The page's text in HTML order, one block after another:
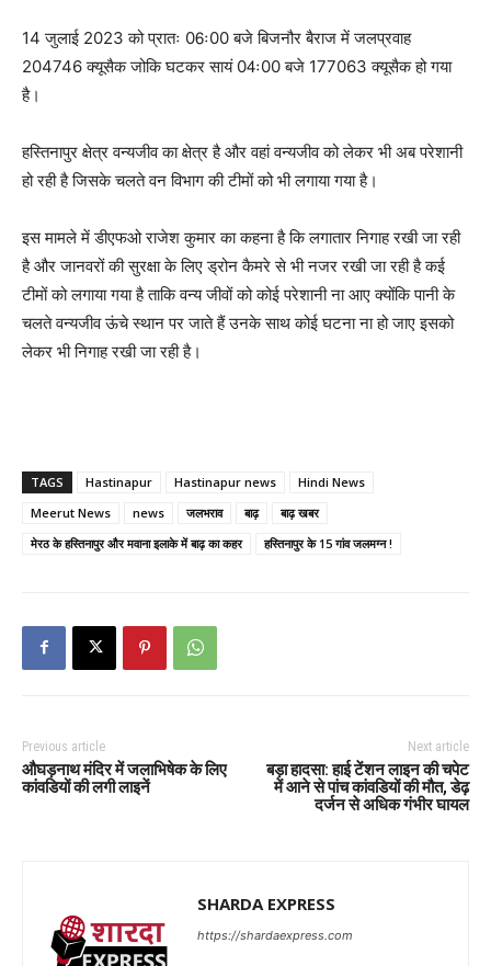
14 जुलाई 2023 को प्रातः 06ः00 बजे बिजनौर बैराज में जलप्रवाह
204746 क्यूसैक जोकि घटकर सायं 04ः00 बजे 177063 क्यूसैक हो गया
है।
हस्तिनापुर क्षेत्र वन्यजीव का क्षेत्र है और वहां वन्यजीव को लेकर भी अब परेशानी
हो रही है जिसके चलते वन विभाग की टीमों को भी लगाया गया है।
इस मामले में डीएफओ राजेश कुमार का कहना है कि लगातार निगाह रखी जा रही
है और जानवरों की सुरक्षा के लिए ड्रोन कैमरे से भी नजर रखी जा रही है कई
टीमों को लगाया गया है ताकि वन्य जीवों को कोई परेशानी ना आए क्योंकि पानी के
चलते वन्यजीव ऊंचे स्थान पर जाते हैं उनके साथ कोई घटना ना हो जाए इसको
लेकर भी निगाह रखी जा रही है।
TAGS Hastinapur Hastinapur news
Hindi News
Meerut News
news जलभराव बाढ़
बाढ़ खबर
मेरठ के हस्तिनापुर और मवाना इलाके में बाढ़ का कहर
हस्तिनापुर के 15 गांव जलमग्न !
Previous article
औघड़नाथ मंदिर में जलाभिषेक के लिए
कांवडियों की लगी लाइनें
Next article
बड़ा हादसा: हाई टेंशन लाइन की चपेट
में आने से पांच कांवडियों की मौत, डेढ़
दर्जन से अधिक गंभीर घायल
SHARDA EXPRESS
https://shardaexpress.com